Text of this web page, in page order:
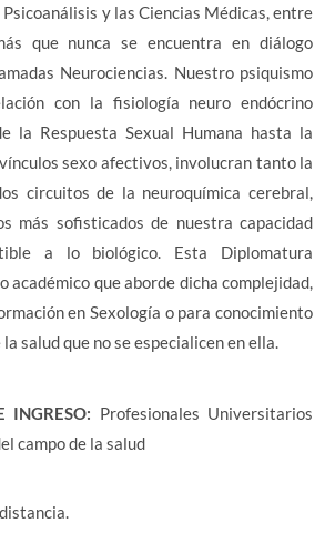
Psicoanálisis y las Ciencias Médicas, entre
que nunca se encuentra en diálogo
Neurociencias. Nuestro psiquismo
con la fisiología neuro endócrino
la Respuesta Sexual Humana hasta la
sexo afectivos, involucran tanto la
circuitos de la neuroquímica cerebral,
más sofisticados de nuestra capacidad
a lo biológico. Esta Diplomatura
académico que aborde dicha complejidad,
en Sexología o para conocimiento
salud que no se especialicen en ella.
INGRESO: Profesionales Universitarios
campo de la salud